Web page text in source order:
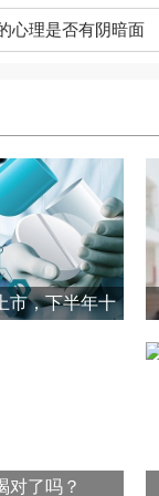
心理是否有阴暗面
市，下半年十
对了吗？